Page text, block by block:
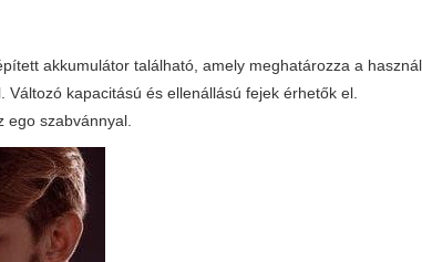
akkumulátor található, amely meghatározza a
kapacitású és ellenállású fejek érhetők el.
ego szabvánnyal.